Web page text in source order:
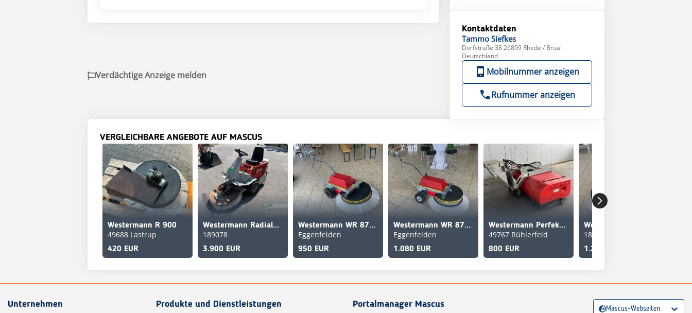
Kontaktdaten
Tammo Siefkes
Dorfstraße 38 26899 Rhede / Brual
Deutschland
Mobilnummer anzeigen
Rufnummer anzeigen
Verdächtige Anzeige melden
VERGLEICHBARE ANGEBOTE AUF MASCUS
Westermann R 900
49688 Lastrup
420 EUR
Westermann Radialbesen CLEANMELEON 2
189078
3.900 EUR
Westermann WR 870 Akku
Eggenfelden
950 EUR
Westermann WR 870 Akku PRO
Eggenfelden
1.080 EUR
Westermann Perfekt 2500
49767 Rühlerfeld
800 EUR
189067
1.265 EUR
Unternehmen Produkte und Dienstleistungen Portalmanager Mascus Mascus-Webseiten